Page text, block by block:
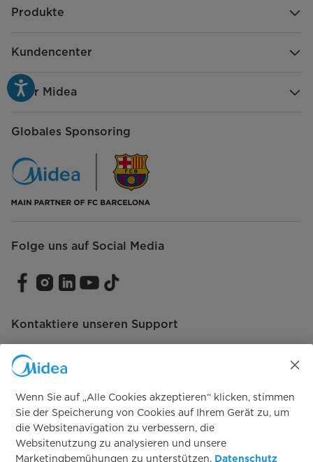
Kurzwäsche 45'
Schnellwäsche 15'
Feinwäsche
Health Guard
Allergy Care
Pflegeleicht
Eco 40-60
Mischwäsche
Wolle
Schleudern & Abpumpen
Produkte
Kundencenter
Über Midea
Globales Sponsoring
Folge uns auf Social Media
Kontaktiere unseren Support
Vertrag widerrufen
Vertrag widerrufen
Wenn Sie auf „Alle Cookies akzeptieren“ klicken, stimmen
Sie der Speicherung von Cookies auf Ihrem Gerät zu, um
die Websitenavigation zu verbessern, die
Websitenutzung zu analysieren und unsere
Marketingbemühungen zu unterstützen. Datenschutz